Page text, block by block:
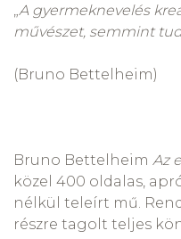
A gyermeknevelés
művészet, semmint
(Bruno Bettelheim)
Bruno Bettelheim Az
közel 400 oldalas,
nélkül teleírt mű.
részre tagolt teljes